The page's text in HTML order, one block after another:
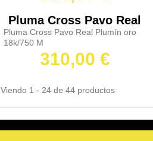
Pluma Cross Pavo Real
Pluma Cross Pavo Real Plumín oro
18k/750 M
310,00 €
Viendo 1 - 24 de 44 productos